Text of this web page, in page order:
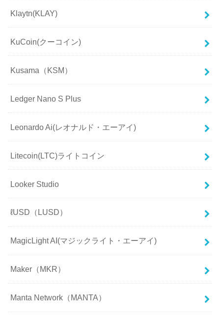
Klaytn(KLAY)
KuCoin(クーコイン)
Kusama（KSM）
Ledger Nano S Plus
Leonardo Ai(レオナルド・エーアイ)
Litecoin(LTC)ライトコイン
Looker Studio
ℓUSD（LUSD）
MagicLight AI(マジックライト・エーアイ)
Maker（MKR）
Manta Network（MANTA）